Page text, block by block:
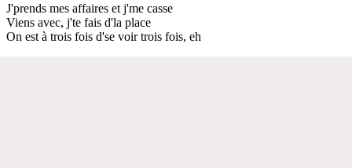
J'prends mes affaires et j'me casse
Viens avec, j'te fais d'la place
On est à trois fois d'se voir trois fois, eh